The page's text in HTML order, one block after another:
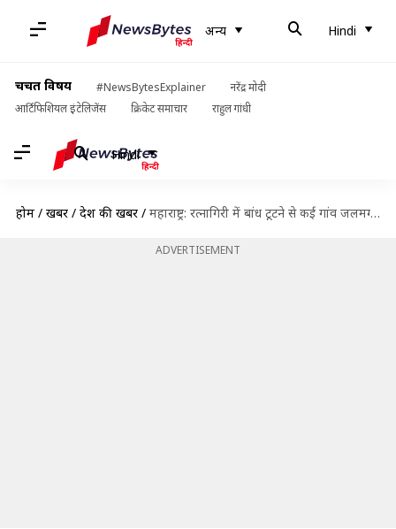
अन्य Hindi
चर्चित विषय #NewsBytesExplainer
नरेंद्र मोदी
आर्टिफिशियल इंटेलिजेंस
क्रिकेट समाचार राहुल गांधी
Hindi
होम / खबरें / देश की खबरें / महाराष्ट्र: रत्नागिरी में बांध टूटने से कई गांव जलमग्न, छह की मौत, कई लोग लापता
ADVERTISEMENT